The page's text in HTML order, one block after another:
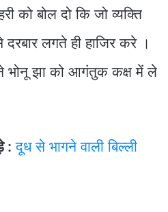
को बोल दो कि जो व्यक्ति
लगते ही हाजिर करे ।
ने भोनू झा को आगंतुक कक्ष में ले
: दूध से भागने वाली बिल्ली